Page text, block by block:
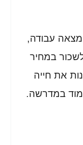
עבודה,
במחיר
את חייה
במדרשה.